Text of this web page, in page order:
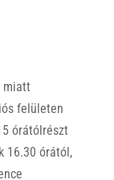
miatt
felületen
órátólrészt
16.30 órától,